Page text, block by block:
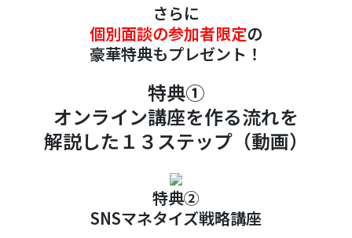
さらに
個別面談の参加者限定の
豪華特典もプレゼント！
特典①
オンライン講座を作る流れを
解説した１３ステップ（動画）
特典②
SNSマネタイズ戦略講座